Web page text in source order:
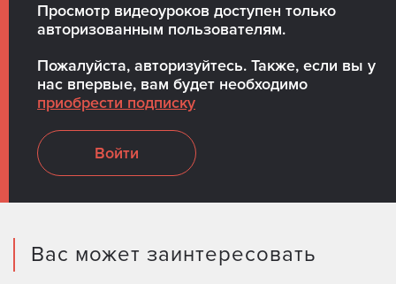
Просмотр видеоуроков доступен только
авторизованным пользователям.
Пожалуйста, авторизуйтесь. Также, если вы у
нас впервые, вам будет необходимо
приобрести подписку
Войти
Вас может заинтересовать